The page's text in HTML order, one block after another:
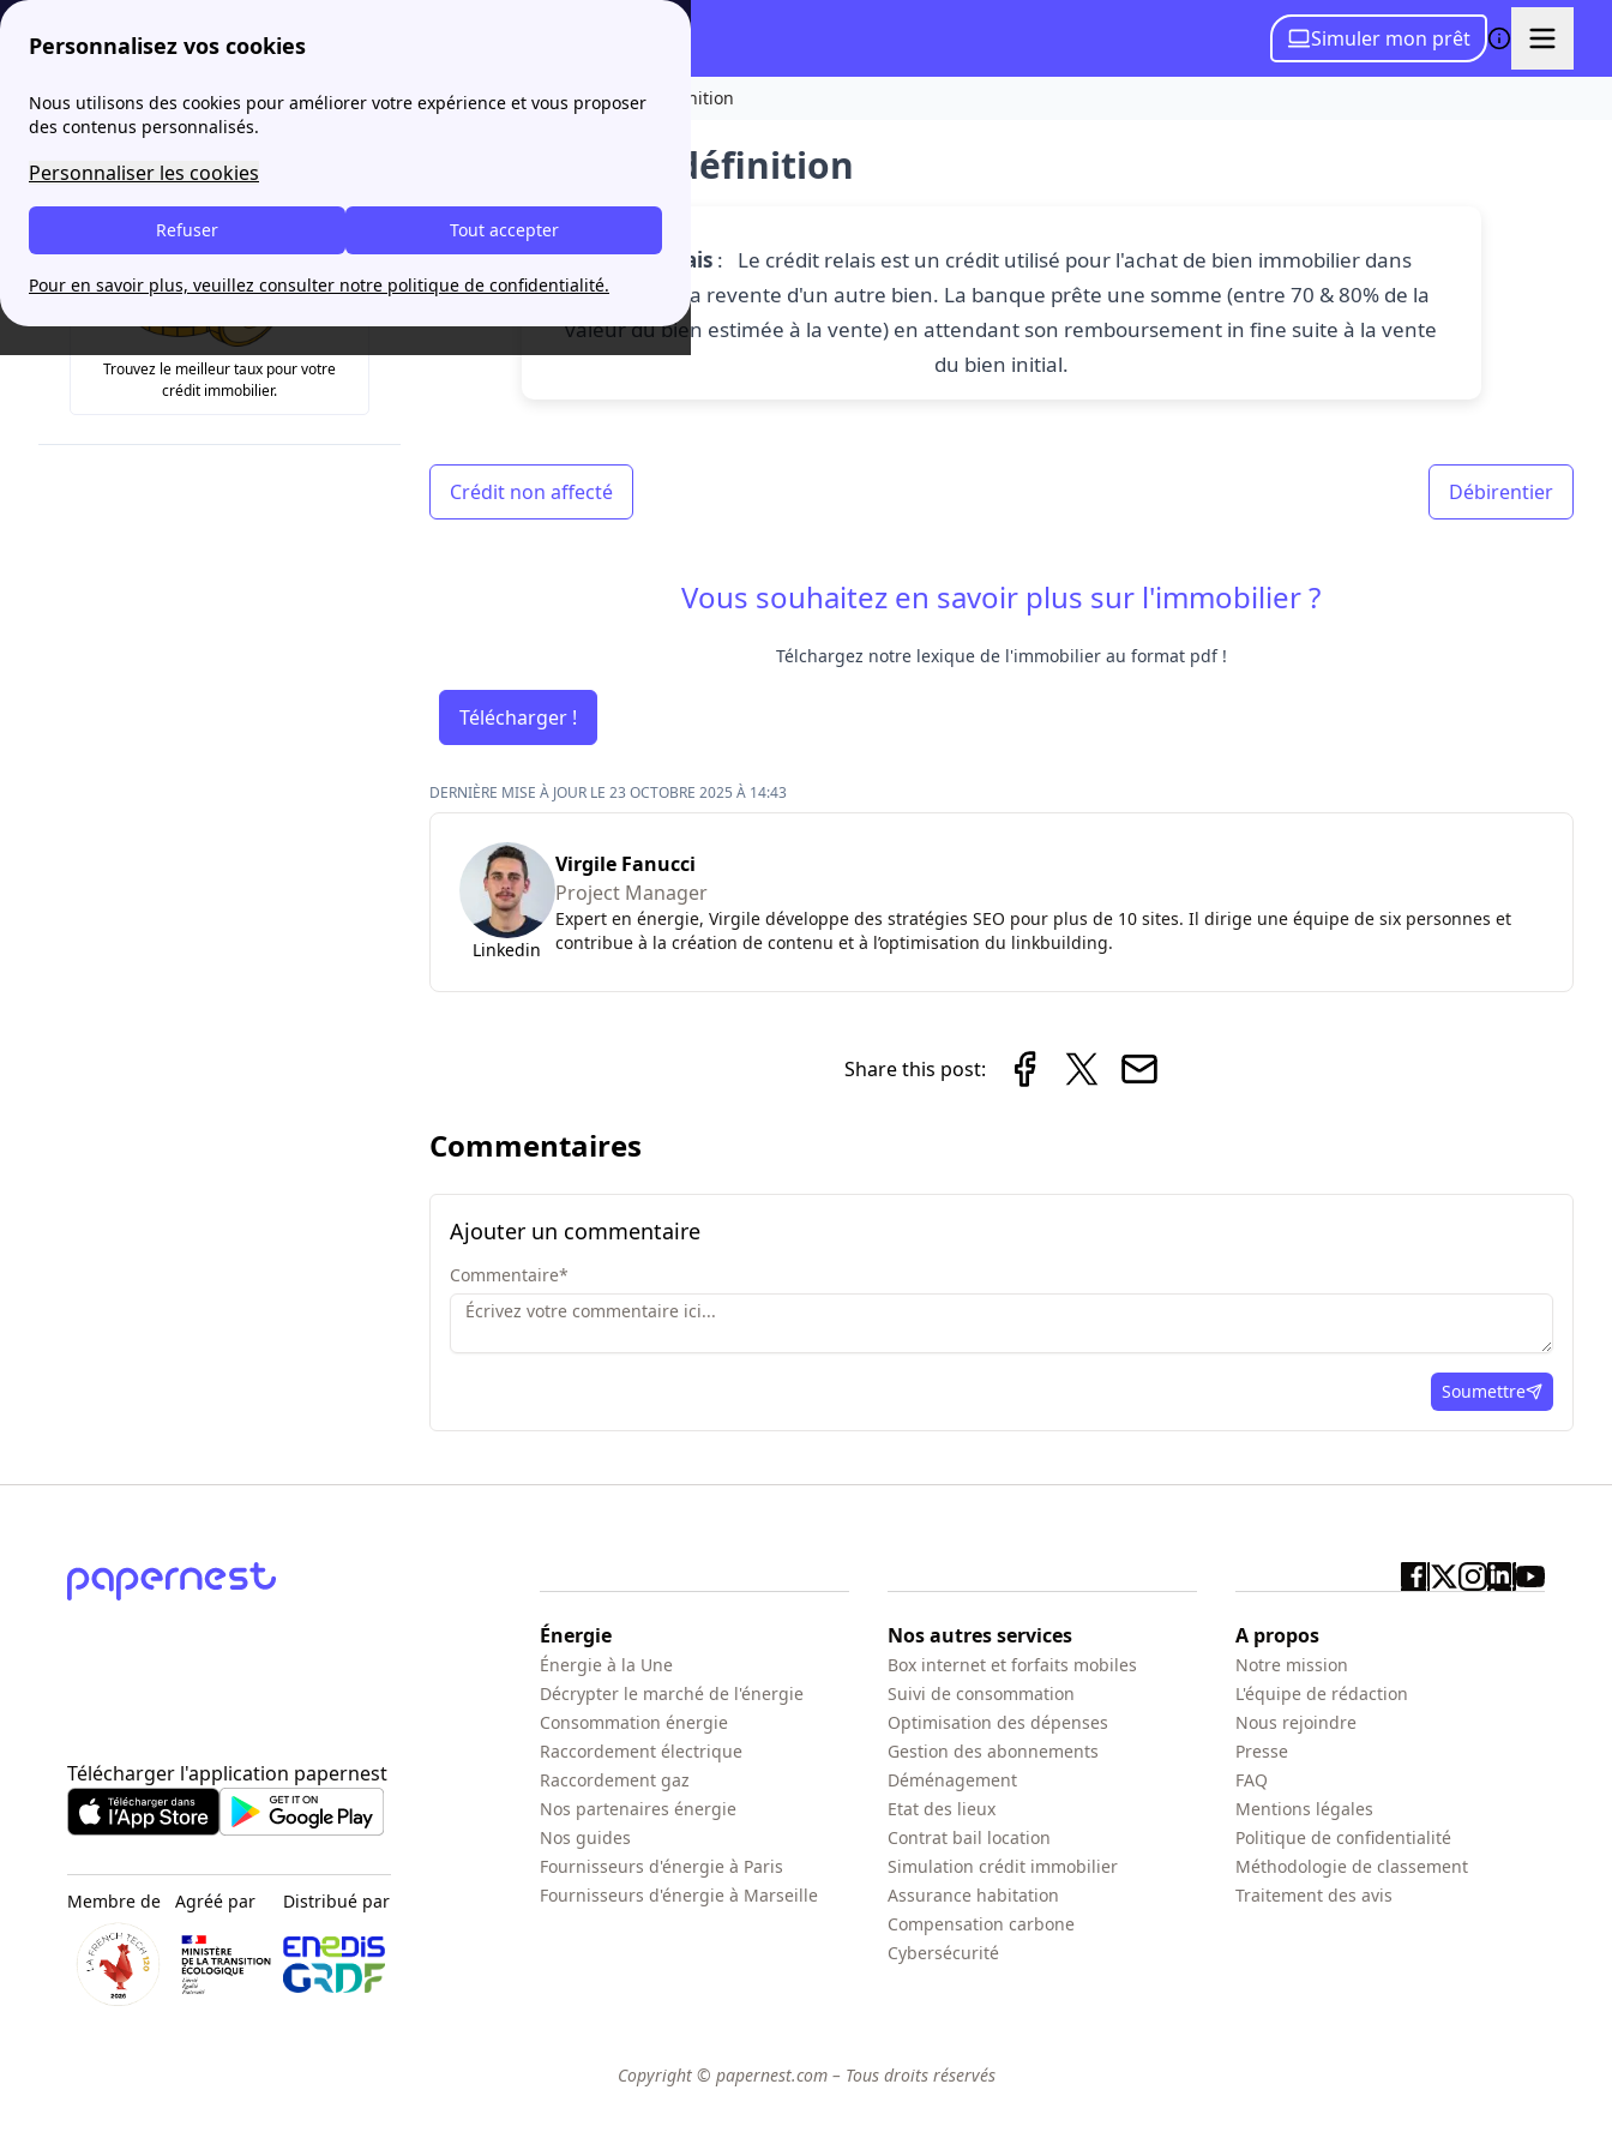
Personnalisez vos cookies
Nous utilisons des cookies pour améliorer votre expérience et vous proposer
des contenus personnalisés.
Personnaliser les cookies
Tout accepter
Refuser
Pour en savoir plus, veuillez consulter notre politique de confidentialité.
Simuler mon prêt
papernest MoreLexique de l'immobilier: définitions de A à C Crédit relais : définition
Trouvez le meilleur taux pour votre
crédit immobilier.
Crédit relais : définition
Crédit relais : Le crédit relais est un crédit utilisé pour l'achat de bien immobilier dans
l'attente de la revente d'un autre bien. La banque prête une somme (entre 70 & 80% de la
valeur du bien estimée à la vente) en attendant son remboursement in fine suite à la vente
du bien initial.
Crédit non affecté Débirentier
Vous souhaitez en savoir plus sur l'immobilier ?
Télchargez notre lexique de l'immobilier au format pdf !
Télécharger !
DERNIÈRE MISE À JOUR LE 23 OCTOBRE 2025 À 14:43
Linkedin
Virgile Fanucci
Project Manager
Expert en énergie, Virgile développe des stratégies SEO pour plus de 10 sites. Il dirige une équipe de six personnes et
contribue à la création de contenu et à l’optimisation du linkbuilding.
Share this post:
Commentaires
Ajouter un commentaire
Commentaire*
Soumettre
Télécharger l'application papernest
Membre de Agréé par Distribué par
Énergie
Énergie à la Une
Décrypter le marché de l'énergie
Consommation énergie
Raccordement électrique
Raccordement gaz
Nos partenaires énergie
Nos guides
Fournisseurs d'énergie à Paris
Fournisseurs d'énergie à Marseille
Nos autres services
Box internet et forfaits mobiles
Suivi de consommation
Optimisation des dépenses
Gestion des abonnements
Déménagement
Etat des lieux
Contrat bail location
Simulation crédit immobilier
Assurance habitation
Compensation carbone
Cybersécurité
A propos
Notre mission
L'équipe de rédaction
Nous rejoindre
Presse
FAQ
Mentions légales
Politique de confidentialité
Méthodologie de classement
Traitement des avis
Copyright © papernest.com – Tous droits réservés